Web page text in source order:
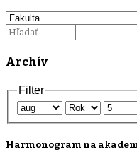
Archív
Filter
Harmonogram na